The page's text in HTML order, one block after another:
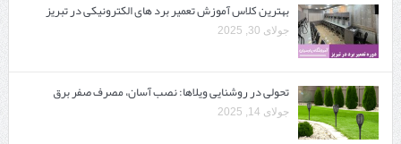
بهترین کلاس آموزش تعمیر برد های الکترونیکی در تبریز
جولای 30, 2025
تحولی در روشنایی ویلاها: نصب آسان، مصرف صفر برق
جولای 14, 2025